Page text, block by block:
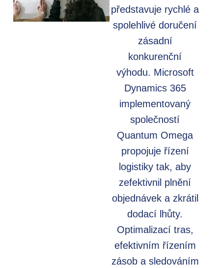
představuje rychlé a
spolehlivé doručení
zásadní
konkurenční
výhodu. Microsoft
Dynamics 365
implementovaný
společností
Quantum Omega
propojuje řízení
logistiky tak, aby
zefektivnil plnění
objednávek a zkrátil
dodací lhůty.
Optimalizací tras,
efektivním řízením
zásob a sledováním